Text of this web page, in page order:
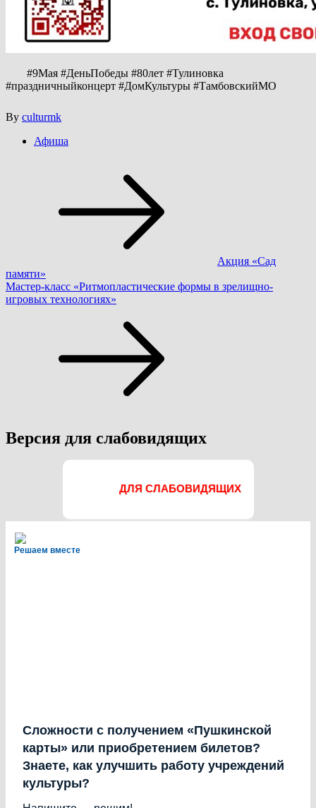
#9Мая #ДеньПобеды #80лет #Тулиновка
#праздничныйконцерт #ДомКультуры #ТамбовскийМО
By culturmk
Афиша
записям
Акция «Сад
памяти»
Мастер-класс «Ритмопластические формы в зрелищно-
игровых технологиях»
Версия для слабовидящих
ДЛЯ СЛАБОВИДЯЩИХ
Решаем вместе
Сложности с получением «Пушкинской
карты» или приобретением билетов?
Знаете, как улучшить работу учреждений
культуры?